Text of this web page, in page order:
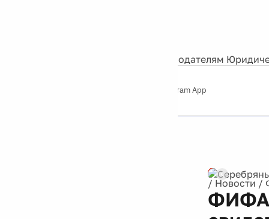
Рекламодателям
Telegram App
/ Новости /
ФИФА